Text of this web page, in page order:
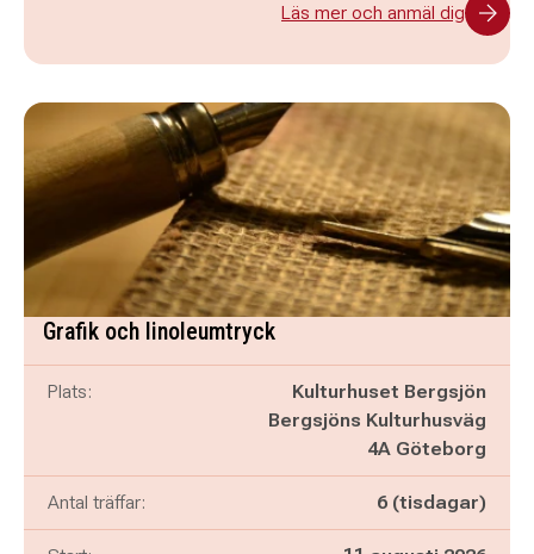
Läs mer och anmäl dig
Grafik och linoleumtryck
Plats:
Kulturhuset Bergsjön
Bergsjöns Kulturhusväg
4A Göteborg
Antal träffar: 6 (tisdagar)